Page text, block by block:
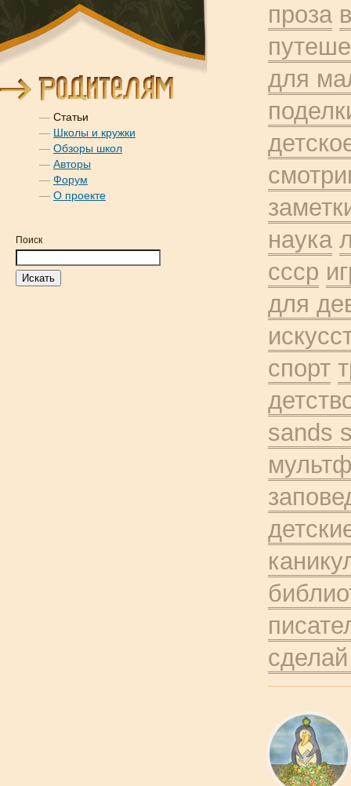
— Статьи
— Школы и кружки
— Обзоры школ
— Авторы
— Форум
— О проекте
Поиск
проза
для
наука
ссср
для
спорт
sands